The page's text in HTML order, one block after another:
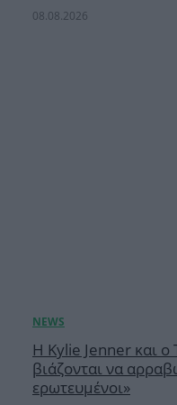
08.08.2026
Η Kylie Jenner και
βιάζονται να
ερωτευμένοι»